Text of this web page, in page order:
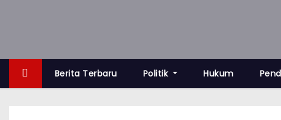
p
o
Berita Terbaru Politik Hukum